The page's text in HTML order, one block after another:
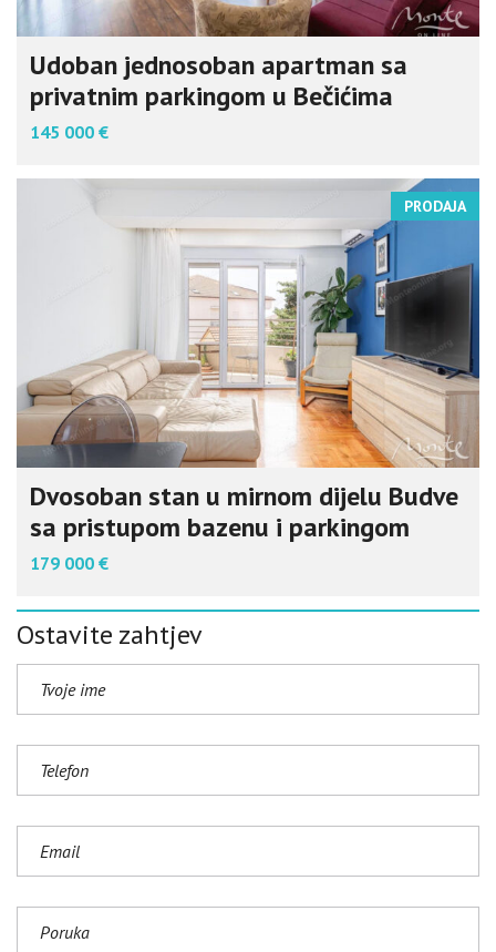
Udoban jednosoban apartman sa
privatnim parkingom u Bečićima
145 000 €
PRODAJA
Dvosoban stan u mirnom dijelu Budve
sa pristupom bazenu i parkingom
179 000 €
Ostavite zahtjev